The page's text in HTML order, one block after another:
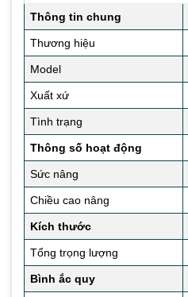
Thông tin chung
Thương hiệu
Model
Xuất xứ
Tình trạng
Thông số hoạt động
Sức nâng
Chiều cao nâng
Kích thước
Tổng trọng lượng
Bình ắc quy